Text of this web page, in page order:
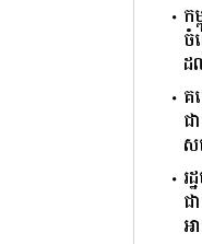
ក
ចំ
ដ
គ
ជ
ស
រ
ជ
អ